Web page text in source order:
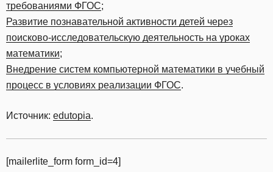
требованиями ФГОС;
Развитие познавательной активности детей через
поисково-исследовательскую деятельность на уроках
математики;
Внедрение систем компьютерной математики в учебный
процесс в условиях реализации ФГОС.
Источник: edutopia.
[mailerlite_form form_id=4]